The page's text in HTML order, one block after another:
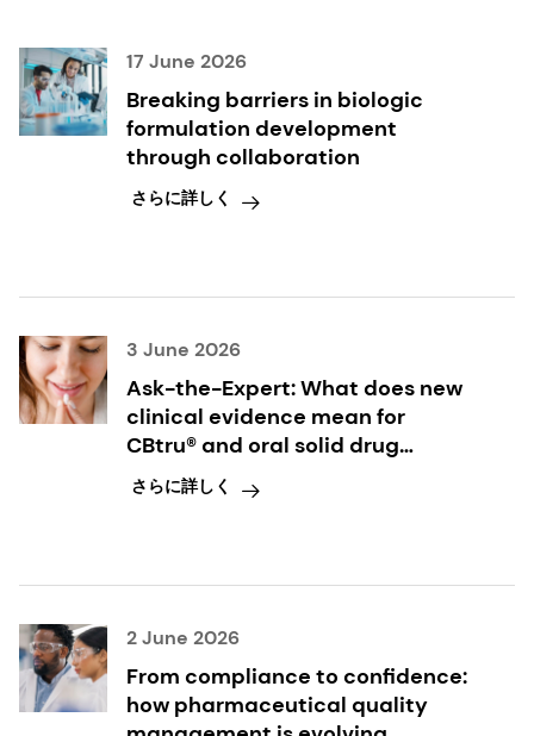
17 June 2026
Breaking barriers in biologic
formulation development
through collaboration
さらに詳しく
3 June 2026
Ask-the-Expert: What does new
clinical evidence mean for
CBtru® and oral solid drug
delivery?
さらに詳しく
2 June 2026
From compliance to confidence:
how pharmaceutical quality